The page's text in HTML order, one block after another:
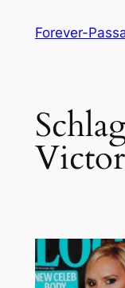
InhaltForever-